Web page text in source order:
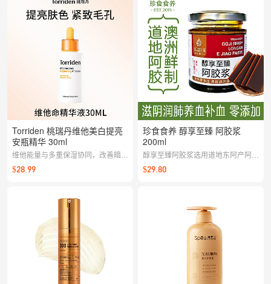
Torriden 桃瑞丹维他美白提亮
安瓶精华 30ml
维他能量与多重保湿协同，改善暗
沉、提亮肤感；清透水润的安瓶质
地，吸收迅速，叠加也不厚重。
$28.99
理佳品。
珍食食养 醇享至臻 阿胶浆
200ml
醇享至臻阿胶浆选用道地东阿产阿胶
片配以枸杞、桂圆，数小时无水熬制
而成。是产后术后、失眠健忘、气血
$29.80